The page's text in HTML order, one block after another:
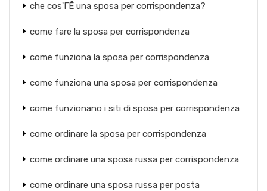
che cos'ГЁ una sposa per corrispondenza?
come fare la sposa per corrispondenza
come funziona la sposa per corrispondenza
come funziona una sposa per corrispondenza
come funzionano i siti di sposa per corrispondenza
come ordinare la sposa per corrispondenza
come ordinare una sposa russa per corrispondenza
come ordinare una sposa russa per posta